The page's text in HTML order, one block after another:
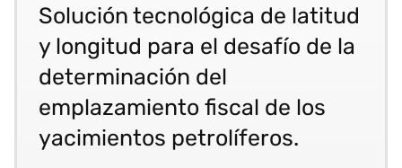
Solución tecnológica de latitud
y longitud para el desafío de la
determinación del
emplazamiento fiscal de los
yacimientos petrolíferos.